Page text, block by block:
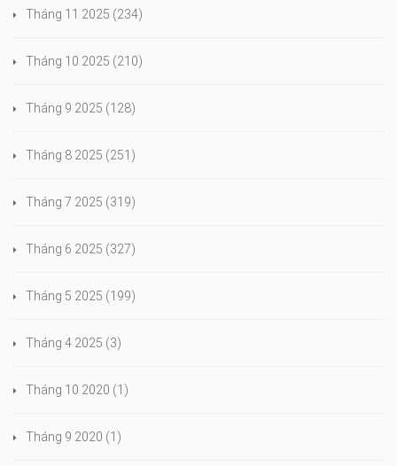
Tháng 11 2025 (234)
Tháng 10 2025 (210)
Tháng 9 2025 (128)
Tháng 8 2025 (251)
Tháng 7 2025 (319)
Tháng 6 2025 (327)
Tháng 5 2025 (199)
Tháng 4 2025 (3)
Tháng 10 2020 (1)
Tháng 9 2020 (1)